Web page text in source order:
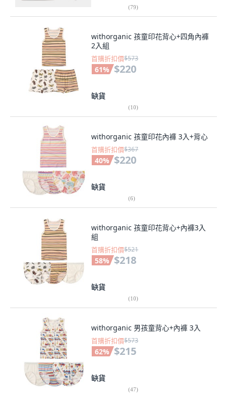
(79)
withorganic 孩童印花背心+四角內褲
2入組
首購折扣價$573
61% $220
缺貨
(10)
withorganic 孩童印花內褲 3入+背心
首購折扣價$367
40% $220
缺貨
(6)
withorganic 孩童印花背心+內褲3入
組
首購折扣價$521
58% $218
缺貨
(10)
withorganic 男孩童背心+內褲 3入
首購折扣價$573
62% $215
缺貨
(47)